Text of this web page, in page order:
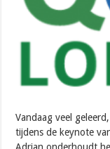
Vandaag veel
tijdens de keynote